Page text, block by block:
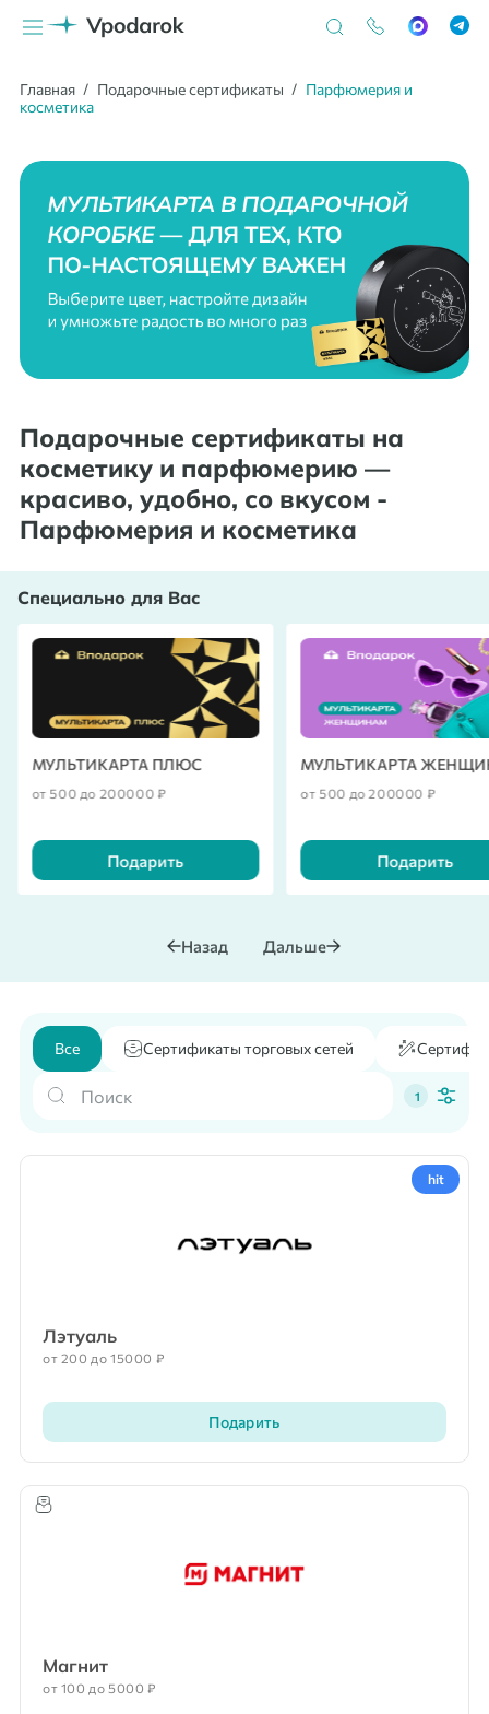
Главная Подарочные сертификаты
Парфюмерия и
косметика
Подарочные сертификаты на
косметику и парфюмерию —
красиво, удобно, со вкусом -
Парфюмерия и косметика
Специально для Вас
МУЛЬТИКАРТА ПЛЮС
от 500 до 200000 ₽
Подарить
МУЛЬТИКАРТА
от 500 до 200000 ₽
Подарить
Назад Дальше
Все Сертификаты торговых сетей
1
hit
Лэтуаль
от 200 до 15000 ₽
Подарить
Магнит
от 100 до 5000 ₽